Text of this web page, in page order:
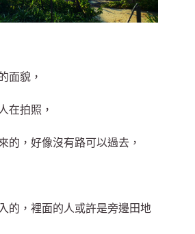
面貌，
在拍照，
的，好像沒有路可以過去，
的，裡面的人或許是旁邊田地